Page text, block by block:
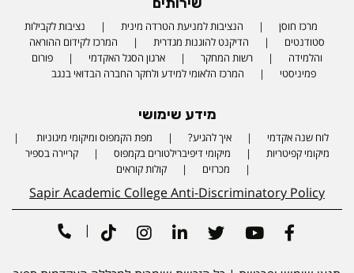
מרכז חוסן הנציבות למניעת הטרדה מינית
נציבות לקבילות
סטודנטים
הדיקנט להוגנות מגדרית
המרכז לקידום ההוראה
והלמידה
רשות המחקר ארגון הסגל האקדמי
פורום
פמיניסטי
המרכז הלאומי למידע ולחקר החברה הבדואי בנגב
מידע שימושי
לוח שנה אקדמי איך להגיע?
מפת הקמפוס ומיקומי מיגוניות
מיקומי קפיטריות
מיקומי דיפיברילטורים בקמפוס
קריירה בספיר
מכרזים
קולות קוראים
Sapir Academic College Anti-Discriminatory Policy
Facebook
Youtube
Twitter
Linkedin
Instagram
Tiktok
|
Phone number